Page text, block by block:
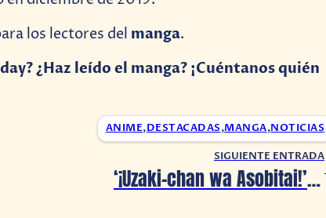
los lectores del manga.
¿Haz leído el manga? ¡Cuéntanos quién
ANIME,DESTACADAS,MANGA,NOTICIAS
SIGUIENTE ENTRADA
‘¡Uzaki-chan wa Asobitai!’ revela canción de apertura, elenco y debut